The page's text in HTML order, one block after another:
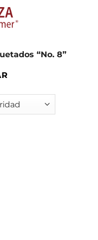
“No. 8”